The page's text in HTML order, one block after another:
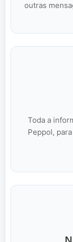
outras
Toda a
Peppol,